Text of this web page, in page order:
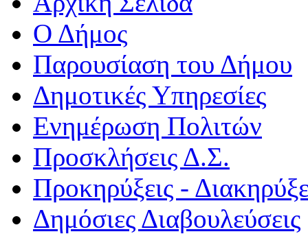
Ο Δήμος
Παρουσίαση του Δήμου
Δημοτικές Υπηρεσίες
Ενημέρωση Πολιτών
Προσκλήσεις Δ.Σ.
Προκηρύξεις -
Δημόσιες Διαβουλεύσεις